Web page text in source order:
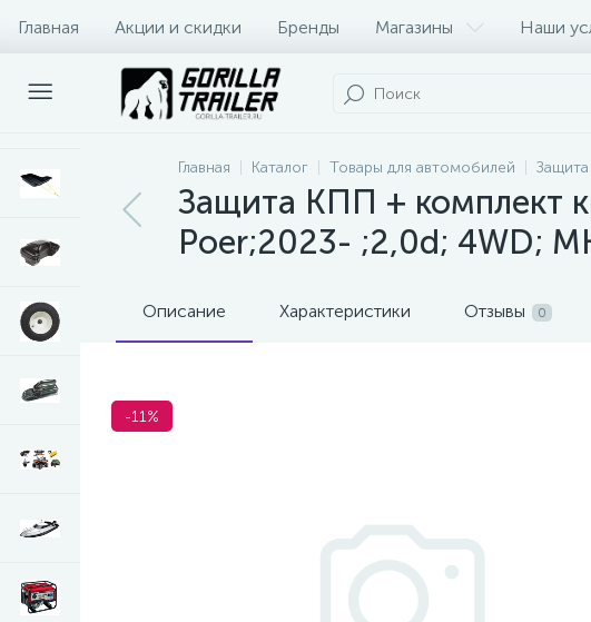
Главная Акции и скидки Бренды Магазины Наши
Оплата и доставка Контакты
Главная Каталог Товары для автомобилей
Защита КПП + комплект
Poer;2023- ;2,0d; 4WD;
Описание Характеристики Отзывы 0
-11%